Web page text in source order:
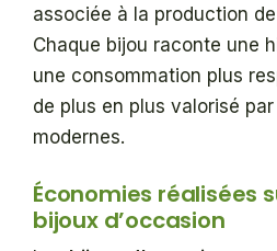
associée à la production
Chaque bijou raconte une
une consommation plus
de plus en plus valorisé
modernes.
Économies réalisées
bijoux d’occasion